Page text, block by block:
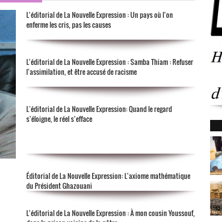
L’éditorial de La Nouvelle Expression : Un pays où l’on
enferme les cris, pas les causes
L’éditorial de La Nouvelle Expression : Samba Thiam : Refuser
l’assimilation, et être accusé de racisme
L'éditorial de La Nouvelle Expression: Quand le regard
s’éloigne, le réel s’efface
Éditorial de La Nouvelle Expression: L’axiome mathématique
du Président Ghazouani
L’éditorial de La Nouvelle Expression : À mon cousin Youssouf,